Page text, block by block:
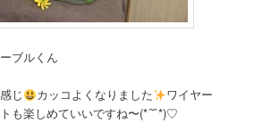
ブルくん
じ カッコよくなりました
ワイヤー
も楽しめていいですね〜(*´˘`*)♡